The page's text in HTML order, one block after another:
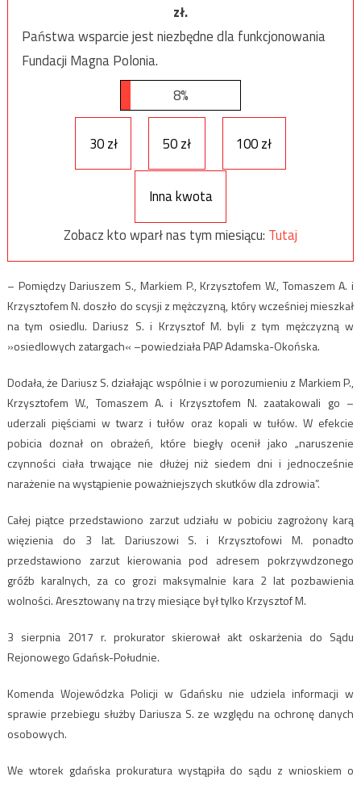
zł.
Państwa wsparcie jest niezbędne dla funkcjonowania
Fundacji Magna Polonia.
8%
30 zł 50 zł 100 zł
Inna kwota
Zobacz kto wparł nas tym miesiącu: Tutaj
– Pomiędzy Dariuszem S., Markiem P., Krzysztofem W., Tomaszem A. i
Krzysztofem N. doszło do scysji z mężczyzną, który wcześniej mieszkał
na tym osiedlu. Dariusz S. i Krzysztof M. byli z tym mężczyzną w
»osiedlowych zatargach« –powiedziała PAP Adamska-Okońska.
Dodała, że Dariusz S. działając wspólnie i w porozumieniu z Markiem P.,
Krzysztofem W., Tomaszem A. i Krzysztofem N. zaatakowali go –
uderzali pięściami w twarz i tułów oraz kopali w tułów. W efekcie
pobicia doznał on obrażeń, które biegły ocenił jako „naruszenie
czynności ciała trwające nie dłużej niż siedem dni i jednocześnie
narażenie na wystąpienie poważniejszych skutków dla zdrowia”.
Całej piątce przedstawiono zarzut udziału w pobiciu zagrożony karą
więzienia do 3 lat. Dariuszowi S. i Krzysztofowi M. ponadto
przedstawiono zarzut kierowania pod adresem pokrzywdzonego
gróźb karalnych, za co grozi maksymalnie kara 2 lat pozbawienia
wolności. Aresztowany na trzy miesiące był tylko Krzysztof M.
3 sierpnia 2017 r. prokurator skierował akt oskarżenia do Sądu
Rejonowego Gdańsk-Południe.
Komenda Wojewódzka Policji w Gdańsku nie udziela informacji w
sprawie przebiegu służby Dariusza S. ze względu na ochronę danych
osobowych.
We wtorek gdańska prokuratura wystąpiła do sądu z wnioskiem o